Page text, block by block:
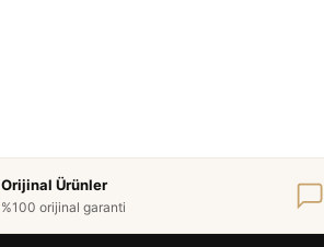
Orijinal Ürünler
%100 orijinal garanti